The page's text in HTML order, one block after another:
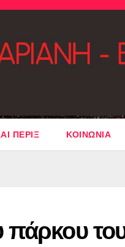
ΠΕΡΙΞ ΚΟΙΝΩΝΙΑ
πάρκου